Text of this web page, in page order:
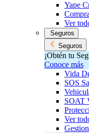
Yape
Ver
Seguros
Seguros
¡Obtén tu
Conoce más
Vida
SOS
SOAT
Ver